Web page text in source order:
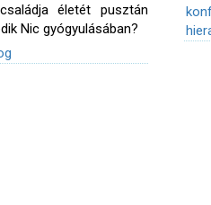
életét pusztán
Nic gyógyulásában?